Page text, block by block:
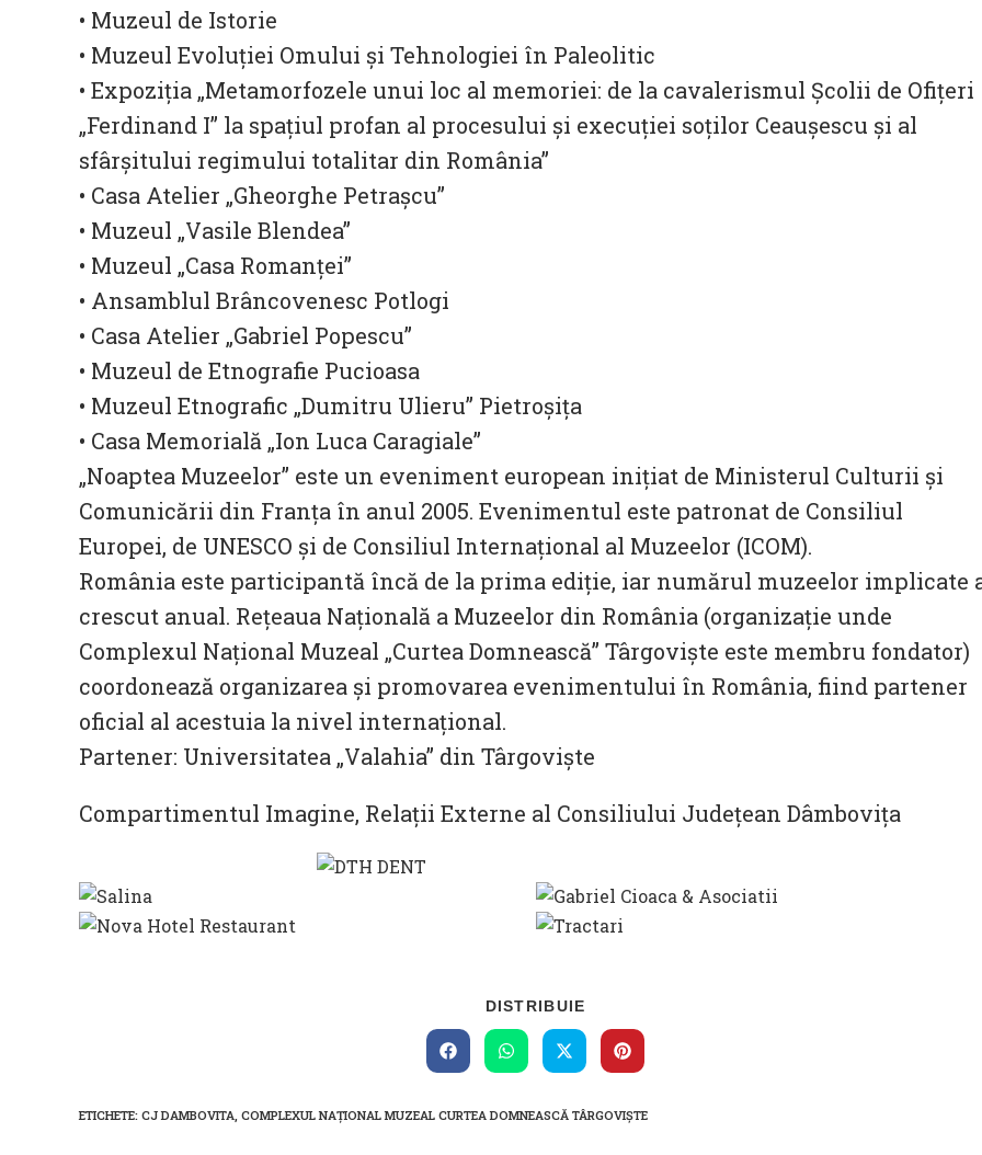
• Muzeul de Istorie
• Muzeul Evoluției Omului şi Tehnologiei în Paleolitic
• Expoziţia „Metamorfozele unui loc al memoriei: de la cavalerismul Şcolii de Ofiţeri
„Ferdinand I” la spaţiul profan al procesului şi execuţiei soţilor Ceauşescu şi al
sfârşitului regimului totalitar din România”
• Casa Atelier „Gheorghe Petraşcu”
• Muzeul „Vasile Blendea”
• Muzeul „Casa Romanţei”
• Ansamblul Brâncovenesc Potlogi
• Casa Atelier „Gabriel Popescu”
• Muzeul de Etnografie Pucioasa
• Muzeul Etnografic „Dumitru Ulieru” Pietroşiţa
• Casa Memorială „Ion Luca Caragiale”
„Noaptea Muzeelor” este un eveniment european iniţiat de Ministerul Culturii şi
Comunicării din Franţa în anul 2005. Evenimentul este patronat de Consiliul
Europei, de UNESCO și de Consiliul Internațional al Muzeelor (ICOM).
România este participantă încă de la prima ediție, iar numărul muzeelor implicate
crescut anual. Rețeaua Națională a Muzeelor din România (organizaţie unde
Complexul Național Muzeal „Curtea Domnească” Târgoviște este membru fondator)
coordonează organizarea și promovarea evenimentului în România, fiind partener
oficial al acestuia la nivel internațional.
Partener: Universitatea „Valahia” din Târgoviște
Compartimentul Imagine, Relații Externe al Consiliului Județean Dâmbovița
DISTRIBUIE
THIS
CONTENT
Opens
in
window
Opens
in
window
Opens
in
window
Opens
in
window
ETICHETE: CJ DAMBOVITA, COMPLEXUL NAȚIONAL MUZEAL CURTEA DOMNEASCĂ TÂRGOVIȘTE